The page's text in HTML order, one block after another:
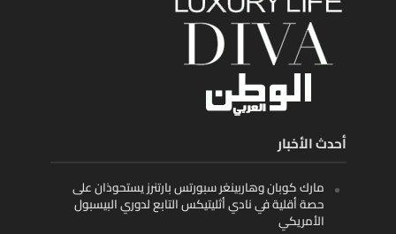
أحدث الأخبار
مارك كوبان وهاربينغر سبورتس بارتنرز يستحوذان على
حصة أقلية في نادي أثليتيكس التابع لدوري البيسبول
الأمريكي